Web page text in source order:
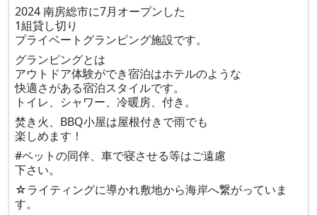
2024 南房総市に7月オープンした
1組貸し切り
プライベートグランピング施設です。
グランピングとは
アウトドア体験ができ宿泊はホテルのような
快適さがある宿泊スタイルです。
トイレ、シャワー、冷暖房、付き。
焚き火、BBQ小屋は屋根付きで雨でも
楽しめます！
#ペットの同伴、車で寝させる等はご遠慮
下さい。
☆ライティングに導かれ敷地から海岸へ繋がっていま
す。